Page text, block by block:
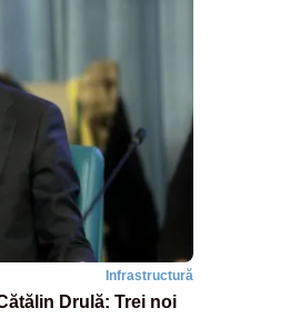
Infrastructură
Drulă: Trei noi